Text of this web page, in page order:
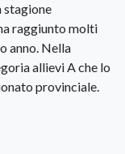
stagione
raggiunto molti
anno. Nella
allievi A che lo
provinciale.